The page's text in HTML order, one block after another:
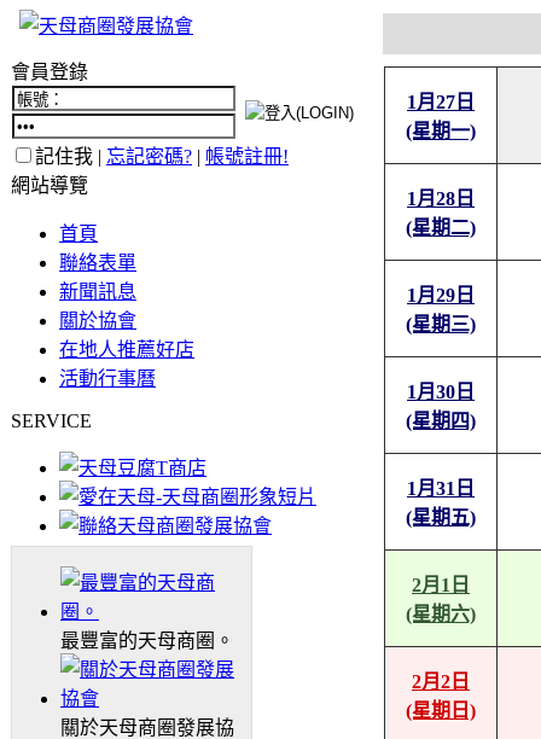
會員登錄
記住我 | 忘記密碼? | 帳號註冊!
網站導覽
首頁
聯絡表單
新聞訊息
關於協會
在地人推薦好店
活動行事曆
SERVICE
最豐富的天母商圈。
關於天母商圈發展協
1月27日
(星期一)
1月28日
(星期二)
1月29日
(星期三)
1月30日
(星期四)
1月31日
(星期五)
2月1日
(星期六)
2月2日
(星期日)